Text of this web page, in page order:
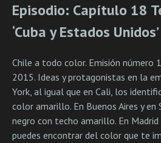
Episodio: Capítulo 18
‘Cuba y Estados Unidos’
Chile a todo color. Emisión número
2015. Ideas y protagonistas en la
York, al igual que en Cali, los
color amarillo. En Buenos Aires y en
negro con techo amarillo. En Madrid
puedes encontrar del color que te